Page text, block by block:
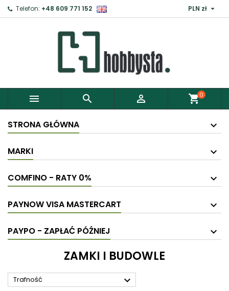
Telefon: +48 609 771 152 PLN zł 
   shopping_cart0
STRONA GŁÓWNA
MARKI
COMFINO - RATY 0%
PAYNOW VISA MASTERCART
PAYPO - ZAPŁAĆ PÓŹNIEJ
ZAMKI I BUDOWLE
Trafność 
Zaloguj ×
Aby zapisać produkty do Schowka, musisz się
Anuluj Zaloguj